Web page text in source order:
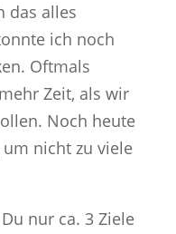
das alles
ich noch
Oftmals
Zeit, als wir
Noch heute
nicht zu viele
nur ca. 3 Ziele